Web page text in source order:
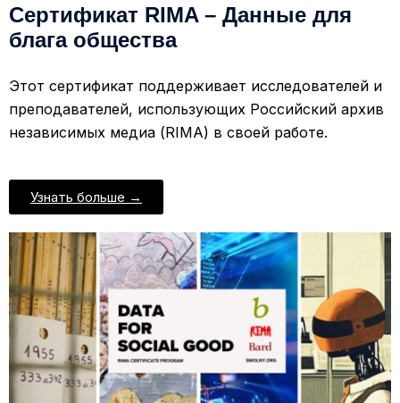
Сертификат RIMA – Данные для
блага общества
Этот сертификат поддерживает исследователей и
преподавателей, использующих Российский архив
независимых медиа (RIMA) в своей работе.
Узнать больше →